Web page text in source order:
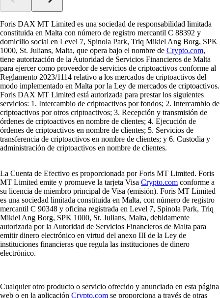
Foris DAX MT Limited es una sociedad de responsabilidad limitada
constituida en Malta con número de registro mercantil C 88392 y
domicilio social en Level 7, Spinola Park, Triq Mikiel Ang Borg, SPK
1000, St. Julians, Malta, que opera bajo el nombre de Crypto.com,
tiene autorización de la Autoridad de Servicios Financieros de Malta
para ejercer como proveedor de servicios de criptoactivos conforme al
Reglamento 2023/1114 relativo a los mercados de criptoactivos del
modo implementado en Malta por la Ley de mercados de criptoactivos.
Foris DAX MT Limited está autorizada para prestar los siguientes
servicios: 1. Intercambio de criptoactivos por fondos; 2. Intercambio de
criptoactivos por otros criptoactivos; 3. Recepción y transmisión de
órdenes de criptoactivos en nombre de clientes; 4. Ejecución de
órdenes de criptoactivos en nombre de clientes; 5. Servicios de
transferencia de criptoactivos en nombre de clientes; y 6. Custodia y
administración de criptoactivos en nombre de clientes.
La Cuenta de Efectivo es proporcionada por Foris MT Limited. Foris
MT Limited emite y promueve la tarjeta Visa Crypto.com conforme a
su licencia de miembro principal de Visa (emisión). Foris MT Limited
es una sociedad limitada constituida en Malta, con número de registro
mercantil C 90348 y oficina registrada en Level 7, Spinola Park, Triq
Mikiel Ang Borg, SPK 1000, St. Julians, Malta, debidamente
autorizada por la Autoridad de Servicios Financieros de Malta para
emitir dinero electrónico en virtud del anexo III de la Ley de
instituciones financieras que regula las instituciones de dinero
electrónico.
Cualquier otro producto o servicio ofrecido y anunciado en esta página
web o en la aplicación Crypto.com se proporciona a través de otras